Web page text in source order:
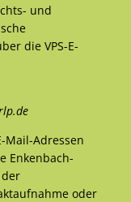
und
die VPS-E-
Mail-Adressen
Enkenbach-
oder